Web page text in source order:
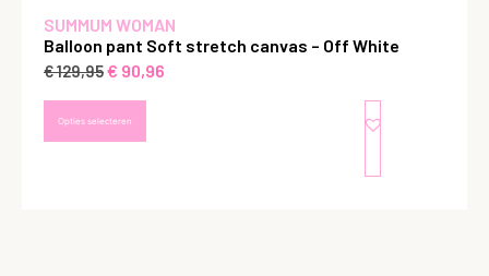
SUMMUM WOMAN
Balloon pant Soft stretch canvas – Off White
€129,95€ 90,96
Opties selecteren